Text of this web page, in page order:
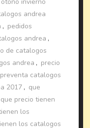
andrea
, pedidos
andrea ,
de catalogos
andrea , precio
preventa catalogos
2017 , que
que precio tienen
los
los catalogos